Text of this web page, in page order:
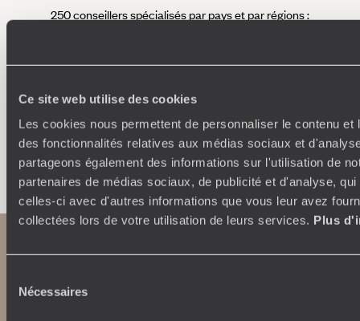
Ce site web utilise des cookies
Les cookies nous permettent de personnaliser le contenu et
des fonctionnalités relatives aux médias sociaux et
partageons également des informations sur l'utilisation de
partenaires de médias sociaux, de publicité et d'analyse,
celles-ci avec d'autres informations que vous leur avez
collectées lors de votre utilisation de leurs services. Plus
Nécessaires
250 conseillers spécialisés par pays et par régions :
étapes, hébergements, ateliers, rencontres…
Faites créer votre voyage